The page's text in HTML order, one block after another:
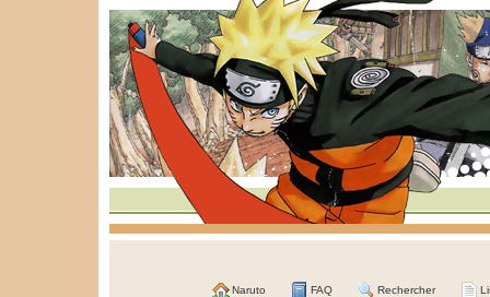
Naruto FAQ Rechercher